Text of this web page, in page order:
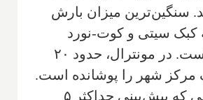
سنگین‌ترین میزان بارش
کبک سیتی و کوت-نورد
گزارش شده است. در مونترال، حدود ۲۰
مرکز شهر را پوشانده است.
اداره هواشناسی که پیش‌بینی حداکثر ۵